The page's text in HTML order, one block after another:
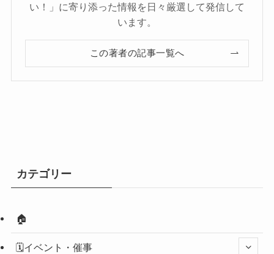
い！」に寄り添った情報を日々厳選して発信して
います。
この著者の記事一覧へ
カテゴリー
🏠
🗓️イベント・催事